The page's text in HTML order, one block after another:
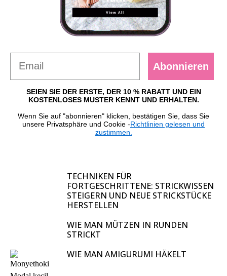
Abonnieren
SEIEN SIE DER ERSTE, DER 10 % RABATT UND EIN
KOSTENLOSES MUSTER KENNT UND ERHALTEN.
Wenn Sie auf "abonnieren" klicken, bestätigen Sie, dass Sie
unsere Privatsphäre und Cookie -Richtlinien gelesen und
zustimmen.
TECHNIKEN FÜR
FORTGESCHRITTENE: STRICKWISSEN
STEIGERN UND NEUE STRICKSTÜCKE
HERSTELLEN
WIE MAN MÜTZEN IN RUNDEN
STRICKT
WIE MAN AMIGURUMI HÄKELT